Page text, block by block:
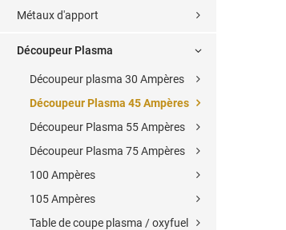
Métaux d'apport
Découpeur Plasma
Découpeur plasma 30 Ampères
Découpeur Plasma 45 Ampères
Découpeur Plasma 55 Ampères
Découpeur Plasma 75 Ampères
100 Ampères
105 Ampères
Table de coupe plasma / oxyfuel